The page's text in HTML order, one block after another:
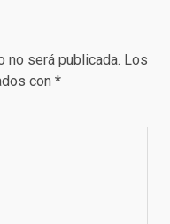
no será publicada. Los
con *